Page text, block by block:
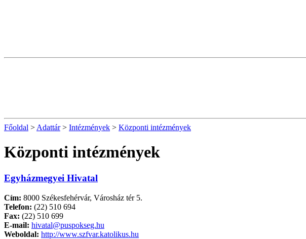
Főoldal > Adattár> Intézmények > Központi intézmények
Központi intézmények
Egyházmegyei Hivatal
Cím: 8000 Székesfehérvár, Városház tér 5.
Telefon: (22) 510 694
Fax: (22) 510 699
E-mail: hivatal@puspokseg.hu
Weboldal: http://www.szfvar.katolikus.hu